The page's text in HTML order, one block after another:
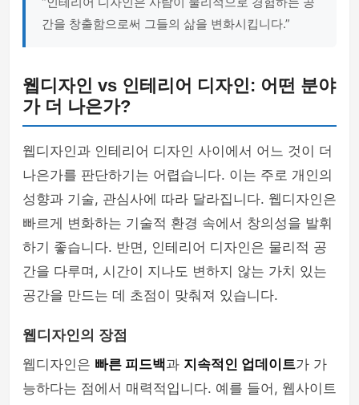
간을 창출함으로써 그들의 삶을 변화시킵니다.”
웹디자인 vs 인테리어 디자인: 어떤 분야
가 더 나은가?
웹디자인과 인테리어 디자인 사이에서 어느 것이 더
나은가를 판단하기는 어렵습니다. 이는 주로 개인의
성향과 기술, 관심사에 따라 달라집니다. 웹디자인은
빠르게 변화하는 기술적 환경 속에서 창의성을 발휘
하기 좋습니다. 반면, 인테리어 디자인은 물리적 공
간을 다루며, 시간이 지나도 변하지 않는 가치 있는
공간을 만드는 데 초점이 맞춰져 있습니다.
웹디자인의 장점
웹디자인은 빠른 피드백과 지속적인 업데이트가 가
능하다는 점에서 매력적입니다. 예를 들어, 웹사이트